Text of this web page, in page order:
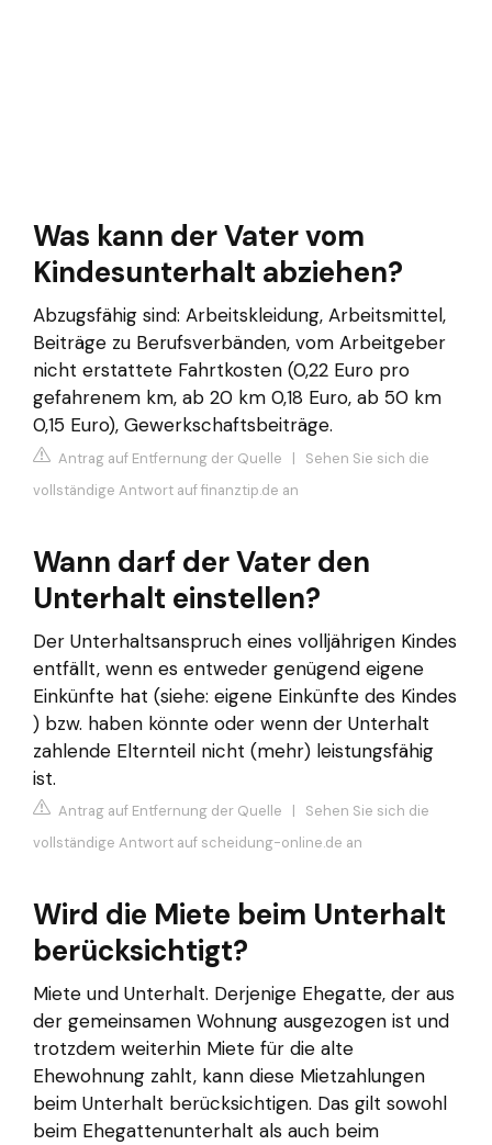
Was kann der Vater vom
Kindesunterhalt abziehen?
Abzugsfähig sind: Arbeitskleidung, Arbeitsmittel,
Beiträge zu Berufsverbänden, vom Arbeitgeber
nicht erstattete Fahrtkosten (0,22 Euro pro
gefahrenem km, ab 20 km 0,18 Euro, ab 50 km
0,15 Euro), Gewerkschaftsbeiträge.
Antrag auf Entfernung der Quelle | Sehen Sie sich die
vollständige Antwort auf finanztip.de an
Wann darf der Vater den
Unterhalt einstellen?
Der Unterhaltsanspruch eines volljährigen Kindes
entfällt, wenn es entweder genügend eigene
Einkünfte hat (siehe: eigene Einkünfte des Kindes
) bzw. haben könnte oder wenn der Unterhalt
zahlende Elternteil nicht (mehr) leistungsfähig
ist.
Antrag auf Entfernung der Quelle | Sehen Sie sich die
vollständige Antwort auf scheidung-online.de an
Wird die Miete beim Unterhalt
berücksichtigt?
Miete und Unterhalt. Derjenige Ehegatte, der aus
der gemeinsamen Wohnung ausgezogen ist und
trotzdem weiterhin Miete für die alte
Ehewohnung zahlt, kann diese Mietzahlungen
beim Unterhalt berücksichtigen. Das gilt sowohl
beim Ehegattenunterhalt als auch beim